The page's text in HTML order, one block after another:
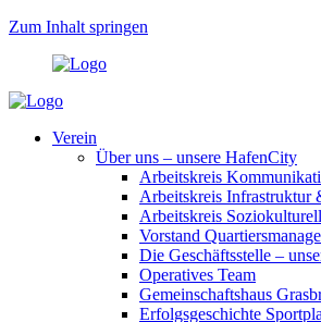
Zum Inhalt springen
Verein
Über uns – unsere HafenCity
Arbeitskreis
Arbeitskreis Infrastruktur
Arbeitskreis
Vorstand
Die Geschäftsstelle –
Operatives Team
Gemeinschaftshaus
Erfolgsgeschichte